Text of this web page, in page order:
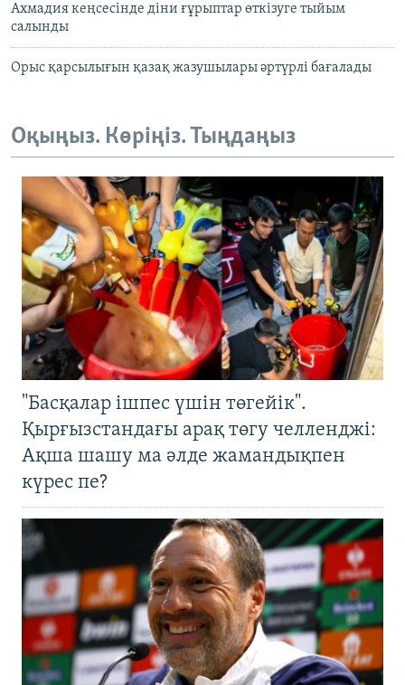
Ахмадия кеңсесінде діни ғұрыптар өткізуге тыйым
салынды
Орыс қарсылығын қазақ жазушылары әртүрлі бағалады
Оқыңыз. Көріңіз. Тыңдаңыз
"Басқалар ішпес үшін төгейік".
Қырғызстандағы арақ төгу челленджі:
Ақша шашу ма әлде жамандықпен
күрес пе?